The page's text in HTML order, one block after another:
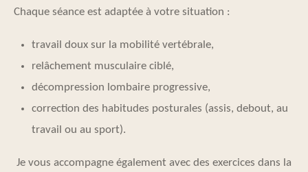
Chaque séance est adaptée à votre situation :
travail doux sur la mobilité vertébrale,
relâchement musculaire ciblé,
décompression lombaire progressive,
correction des habitudes posturales (assis, debout, au
travail ou au sport).
Je vous accompagne également avec des exercices dans la